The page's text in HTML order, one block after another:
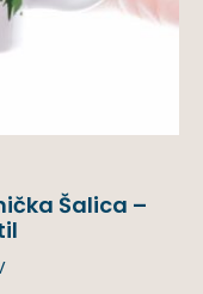
Šalica –